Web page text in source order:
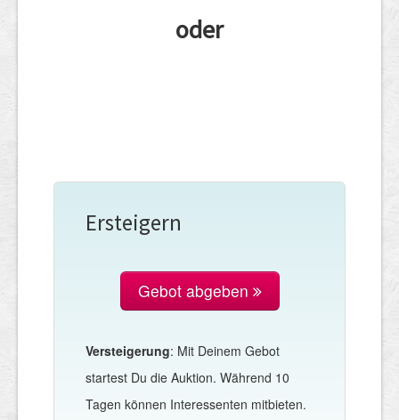
oder
Ersteigern
Gebot abgeben
Versteigerung: Mit Deinem Gebot
startest Du die Auktion. Während 10
Tagen können Interessenten mitbieten.